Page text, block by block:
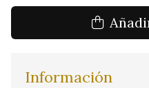
Información